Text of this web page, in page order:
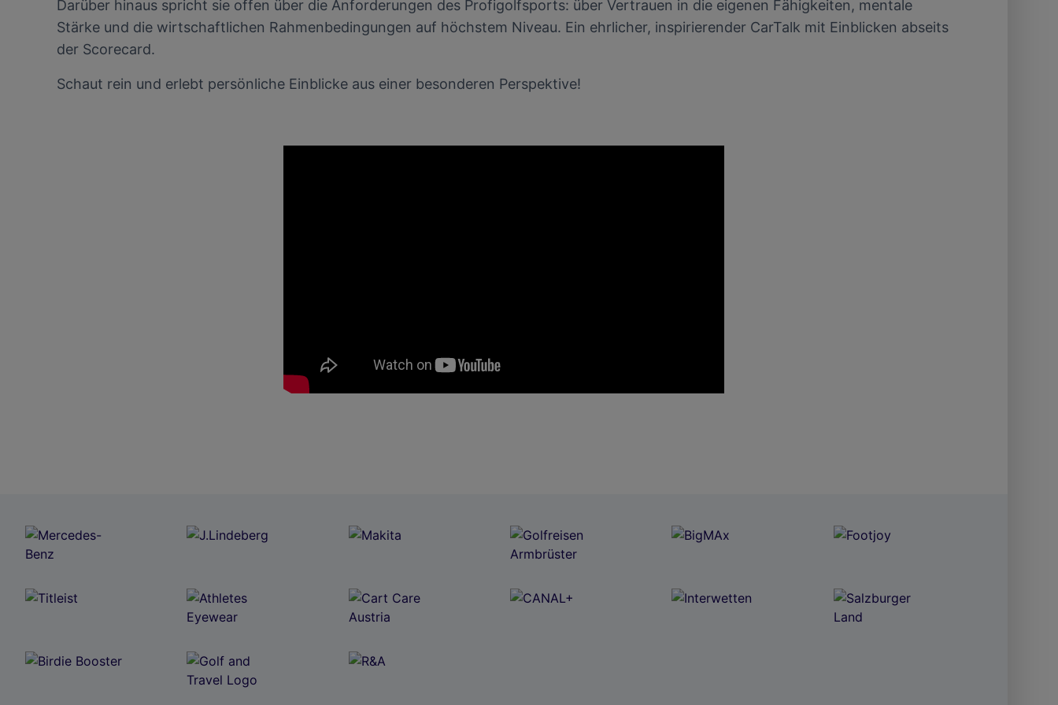
Darüber hinaus spricht sie offen über die Anforderungen des Profigolfsports: über Vertrauen in die eigenen Fähigkeiten, mentale
Stärke und die wirtschaftlichen Rahmenbedingungen auf höchstem Niveau. Ein ehrlicher, inspirierender CarTalk mit Einblicken abseits
der Scorecard.
Schaut rein und erlebt persönliche Einblicke aus einer besonderen Perspektive!